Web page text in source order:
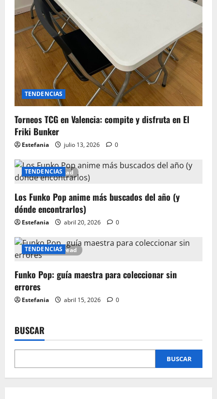
TENDENCIAS
Torneos TCG en Valencia: compite y disfruta en El
Friki Bunker
Estefania julio 13, 2026 0
6 minutes read
TENDENCIAS
Los Funko Pop anime más buscados del año (y
dónde encontrarlos)
Estefania abril 20, 2026 0
12 minutes read
TENDENCIAS
Funko Pop: guía maestra para coleccionar sin
errores
Estefania abril 15, 2026 0
BUSCAR
BUSCAR